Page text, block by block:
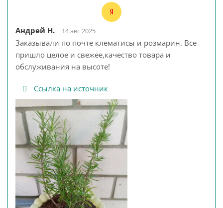
Андрей Н. 14 авг 2025
Заказывали по почте клематисы и розмарин. Все
пришло целое и свежее,качество товара и
обслуживания на высоте!
Ссылка на источник